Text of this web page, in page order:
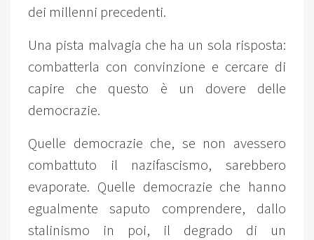
dei millenni precedenti.
Una pista malvagia che ha un sola risposta:
combatterla con convinzione e cercare di
capire che questo è un dovere delle
democrazie.
Quelle democrazie che, se non avessero
combattuto il nazifascismo, sarebbero
evaporate. Quelle democrazie che hanno
egualmente saputo comprendere, dallo
stalinismo in poi, il degrado di un